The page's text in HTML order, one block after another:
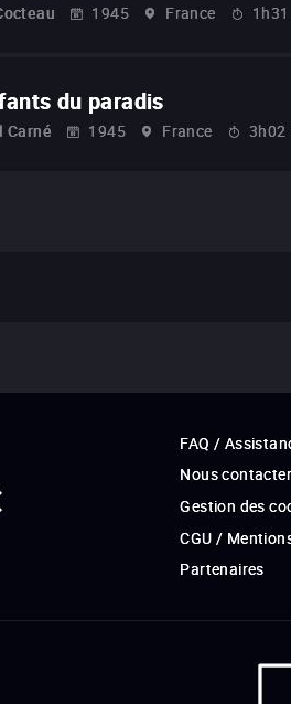
1945 France 1h31
du paradis
Carné 1945 France 3h02
FAQ /
Nous contacter
Gestion des
CGU /
Partenaires